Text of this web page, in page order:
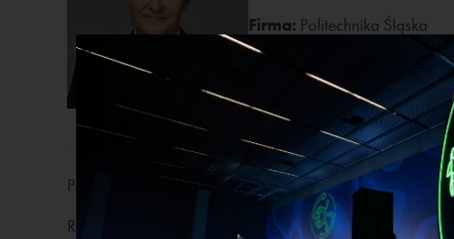
Firma: Politechnika Śląska
Stanowisko:
Prof. dr hab. inż. Marek Pawełczyk, czł. kor. PAN
Rektor Politechniki Śląskiej w kadencji 2024-2028.